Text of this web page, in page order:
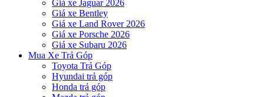
Giá xe Jaguar 2026
Giá xe Bentley
Giá xe Land Rover 2026
Giá xe Porsche 2026
Giá xe Subaru 2026
Mua Xe Trả Góp
Toyota Trả Góp
Hyundai trả góp
Honda trả góp